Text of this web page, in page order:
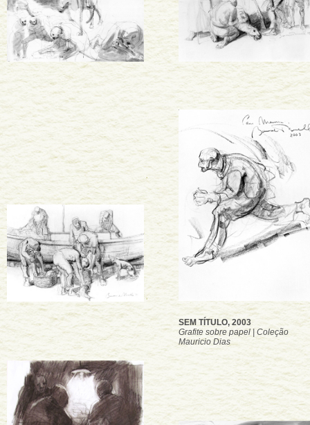
SEM TÍTULO, 2003
Grafite sobre papel | Coleção
Mauricio Dias